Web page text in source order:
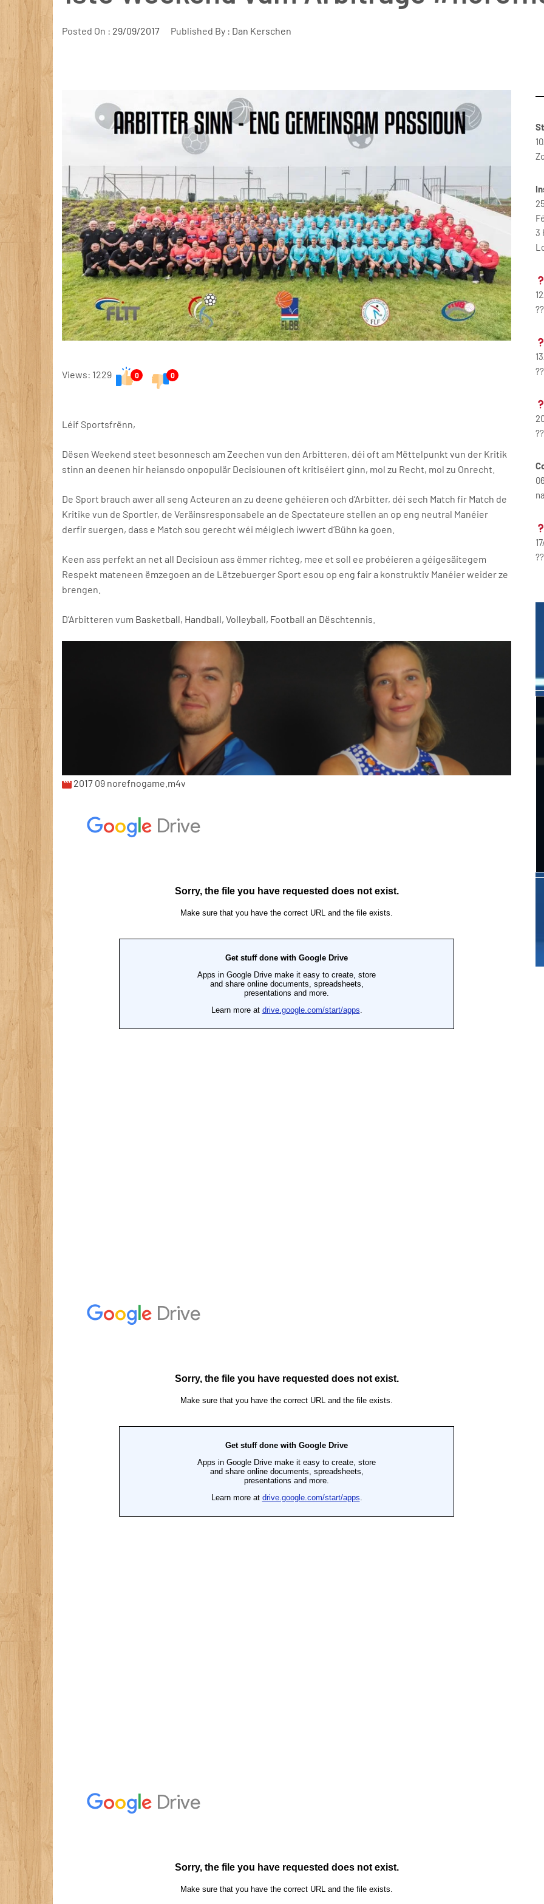
Posted On : 29/09/2017 Published By : Dan Kerschen
Views: 1229 0 0
Léif Sportsfrënn,
Dësen Weekend steet besonnesch am Zeechen vun den Arbitteren, déi oft am Mëttelpunkt vun der Kritik
stinn an deenen hir heiansdo onpopulär Decisiounen oft kritiséiert ginn, mol zu Recht, mol zu Onrecht.
De Sport brauch awer all seng Acteuren an zu deene gehéieren och d’Arbitter, déi sech Match fir Match de
Kritike vun de Sportler, de Veräinsresponsabele an de Spectateure stellen an op eng neutral Manéier
derfir suergen, dass e Match sou gerecht wéi méiglech iwwert d’Bühn ka goen.
Keen ass perfekt an net all Decisioun ass ëmmer richteg, mee et soll ee probéieren a géigesäitegem
Respekt mateneen ëmzegoen an de Lëtzebuerger Sport esou op eng fair a konstruktiv Manéier weider ze
brengen.
D’Arbitteren vum Basketball, Handball, Volleyball, Football an Dëschtennis
2017 09 norefnogame.m4v
3